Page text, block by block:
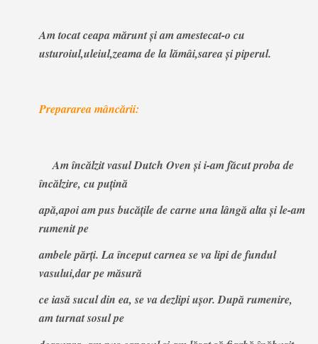
Am tocat ceapa mărunt şi am amestecat-o cu
usturoiul,uleiul,zeama de la lămâi,sarea şi piperul.
Prepararea mâncării:
Am încălzit vasul Dutch Oven şi i-am făcut proba de
încălzire, cu puţină
apă,apoi am pus bucăţile de carne una lângă alta şi le-am
rumenit pe
ambele părţi. La început carnea se va lipi de fundul
vasului,dar pe măsură
ce iasă sucul din ea, se va dezlipi uşor. După rumenire,
am turnat sosul pe